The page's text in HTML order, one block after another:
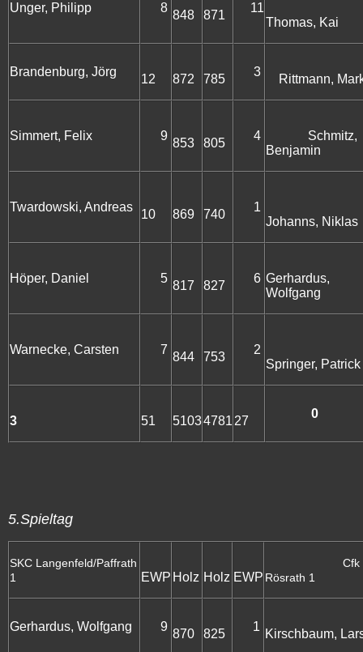
Unger, Philipp 8
848 871
11
Thomas, Kai
Brandenburg, Jörg
12 872 785
3
Rittmann,
Simmert, Felix 9
853 805
4
Schmitz,
Benjamin
Twardowski, Andreas
10 869 740
1
Johanns, Niklas
Höper, Daniel 5
817 827
6 Gerhardus,
Wolfgang
Warnecke, Carsten 7
844 753
2
Springer, Patrick
3 51 51034781 27
0
5.Spieltag
SKC Langenfeld/Paffrath
1
EWP Holz Holz EWP
Cfk
Rösrath 1
Gerhardus, Wolfgang 9
870 825
1
Kirschbaum,